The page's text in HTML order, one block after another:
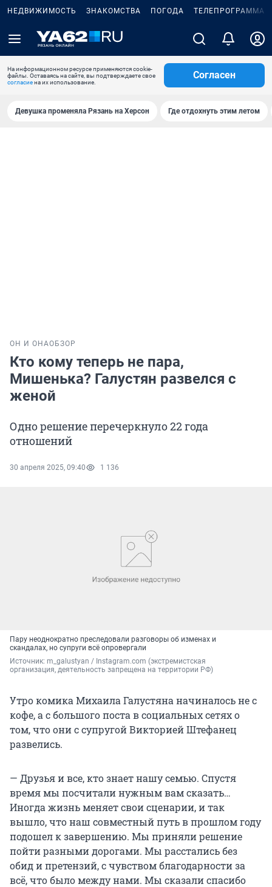
НЕДВИЖИМОСТЬ ЗНАКОМСТВА ПОГОДА ТЕЛЕПРОГРАММА
На информационном ресурсе применяются cookie-
файлы. Оставаясь на сайте, вы подтверждаете свое
согласиена их использование.
Согласен
Девушка променяла Рязань на Херсон Где отдохнуть этим летом
ОН И ОНАОБЗОР
Кто кому теперь не пара,
Мишенька? Галустян развелся с
женой
Одно решение перечеркнуло 22 года
отношений
30 апреля 2025, 09:40 1 136
Пару неоднократно преследовали разговоры об изменах и
скандалах, но супруги всё опровергали
Источник: m_galustyan / Instagram.com (экстремистская
организация, деятельность запрещена на территории РФ)
Утро комика Михаила Галустяна начиналось не с
кофе, а с большого поста в социальных сетях о
том, что они с супругой Викторией Штефанец
развелись.
— Друзья и все, кто знает нашу семью. Спустя
время мы посчитали нужным вам сказать…
Иногда жизнь меняет свои сценарии, и так
вышло, что наш совместный путь в прошлом году
подошел к завершению. Мы приняли решение
пойти разными дорогами. Мы расстались без
обид и претензий, с чувством благодарности за
всё, что было между нами. Мы сказали спасибо